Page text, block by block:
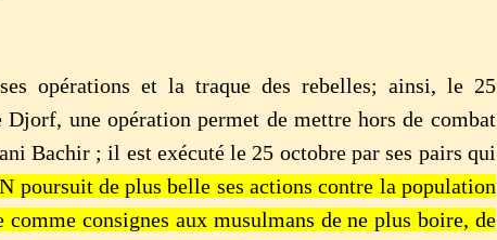
opérations et la traque des rebelles; ainsi, le 25
Djorf, une opération permet de mettre hors de combat
Bachir ; il est exécuté le 25 octobre par ses pairs qui
poursuit de plus belle ses actions contre la population
consignes aux musulmans de ne plus boire, de